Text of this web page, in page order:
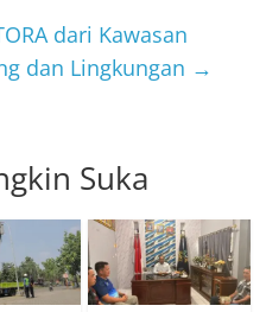
dari Kawasan
dan Lingkungan →
Suka